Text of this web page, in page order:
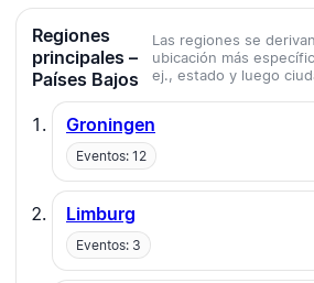
Regiones
principales –
Países Bajos
Las regiones se
ubicación más
ej., estado y luego
Groningen
Eventos: 12
Limburg
Eventos: 3